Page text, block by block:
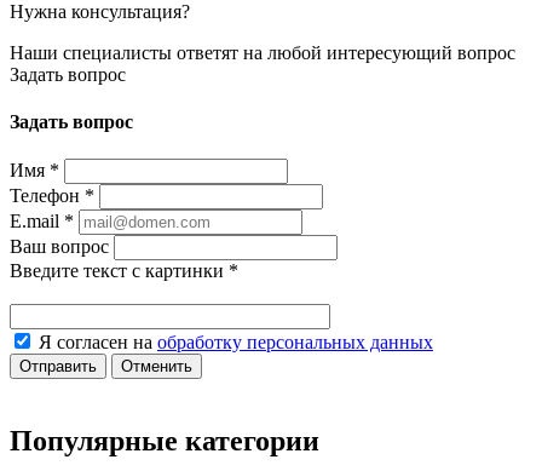
Нужна консультация?
Наши специалисты ответят на любой интересующий вопрос
Задать вопрос
Задать вопрос
Имя *
Телефон *
E.mail *
Ваш вопрос
Введите текст с картинки *
Я согласен на обработку персональных данных
Отправить Отменить
Популярные категории